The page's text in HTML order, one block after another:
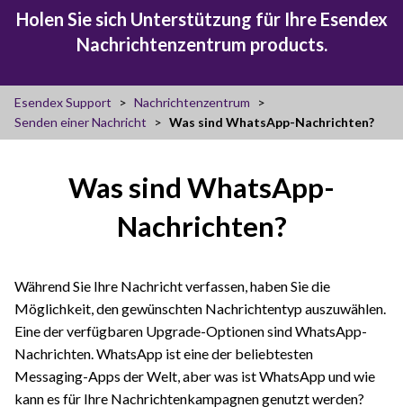
Holen Sie sich Unterstützung für Ihre Esendex
Nachrichtenzentrum products.
Esendex Support
Nachrichtenzentrum
Senden einer Nachricht
Was sind WhatsApp-Nachrichten?
Was sind WhatsApp-
Nachrichten?
Während Sie Ihre Nachricht verfassen, haben Sie die
Möglichkeit, den gewünschten Nachrichtentyp auszuwählen.
Eine der verfügbaren Upgrade-Optionen sind WhatsApp-
Nachrichten. WhatsApp ist eine der beliebtesten
Messaging-Apps der Welt, aber was ist WhatsApp und wie
kann es für Ihre Nachrichtenkampagnen genutzt werden?